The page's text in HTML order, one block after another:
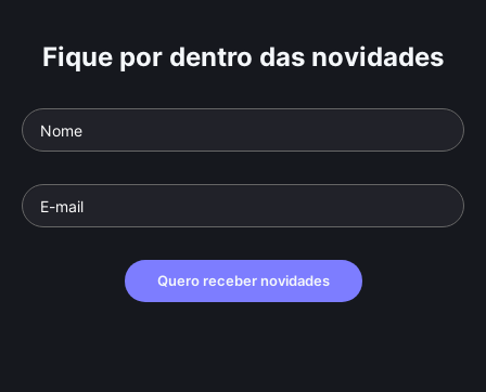
Fique por dentro das novidades
Quero receber novidades